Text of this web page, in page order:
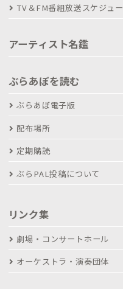
TV＆FM番組放送スケジュ
アーティスト名鑑
ぶらあぼを読む
ぶらあぼ電子版
配布場所
定期購読
ぶらPAL投稿について
リンク集
劇場・コンサートホール
オーケストラ・演奏団体